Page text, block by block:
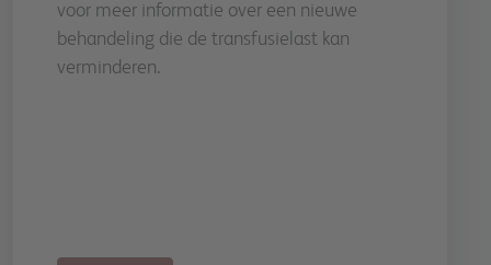
voor meer informatie over een nieuwe
behandeling die de transfusielast kan
verminderen.